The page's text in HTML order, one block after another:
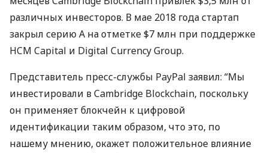
различных инвесторов. В мае 2018 года стартап
закрыл серию A на отметке $7 млн при поддержке
HCM Capital и Digital Currency Group.
Представитель пресс-службы PayPal заявил: “Мы
инвестировали в Cambridge Blockchain, поскольку
он применяет блокчейн к цифровой
идентификации таким образом, что это, по
нашему мнению, окажет положительное влияние